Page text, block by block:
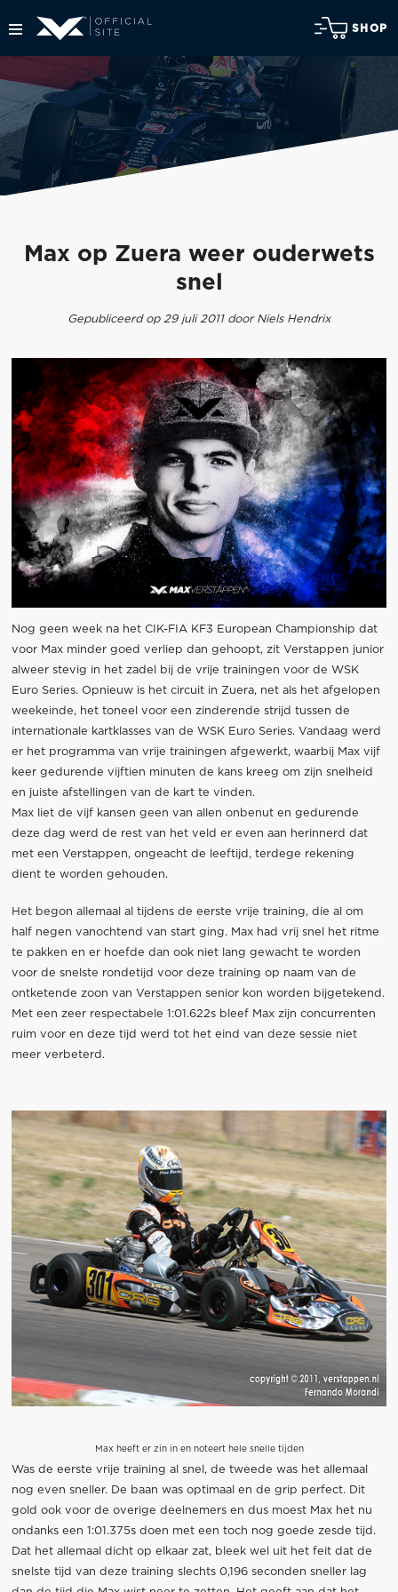
SHOP
Max op Zuera weer ouderwets
snel
Gepubliceerd op 29 juli 2011 door Niels Hendrix
Nog geen week na het CIK-FIA KF3 European Championship dat
voor Max minder goed verliep dan gehoopt, zit Verstappen junior
alweer stevig in het zadel bij de vrije trainingen voor de WSK
Euro Series. Opnieuw is het circuit in Zuera, net als het afgelopen
weekeinde, het toneel voor een zinderende strijd tussen de
internationale kartklasses van de WSK Euro Series. Vandaag werd
er het programma van vrije trainingen afgewerkt, waarbij Max vijf
keer gedurende vijftien minuten de kans kreeg om zijn snelheid
en juiste afstellingen van de kart te vinden.
Max liet de vijf kansen geen van allen onbenut en gedurende
deze dag werd de rest van het veld er even aan herinnerd dat
met een Verstappen, ongeacht de leeftijd, terdege rekening
dient te worden gehouden.
Het begon allemaal al tijdens de eerste vrije training, die al om
half negen vanochtend van start ging. Max had vrij snel het ritme
te pakken en er hoefde dan ook niet lang gewacht te worden
voor de snelste rondetijd voor deze training op naam van de
ontketende zoon van Verstappen senior kon worden bijgetekend.
Met een zeer respectabele 1:01.622s bleef Max zijn concurrenten
ruim voor en deze tijd werd tot het eind van deze sessie niet
meer verbeterd.
Max heeft er zin in en noteert hele snelle tijden
Was de eerste vrije training al snel, de tweede was het allemaal
nog even sneller. De baan was optimaal en de grip perfect. Dit
gold ook voor de overige deelnemers en dus moest Max het nu
ondanks een 1:01.375s doen met een toch nog goede zesde tijd.
Dat het allemaal dicht op elkaar zat, bleek wel uit het feit dat de
snelste tijd van deze training slechts 0,196 seconden sneller lag